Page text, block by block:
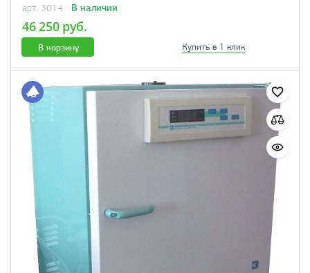
арт. 3014 В наличии
46 250 руб.
В корзину Купить в 1 клик